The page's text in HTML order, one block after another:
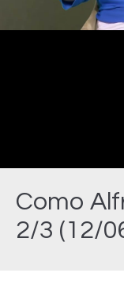
Como
2/3 (12/